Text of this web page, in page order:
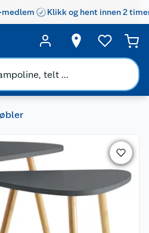
Klikk og hent innen 2